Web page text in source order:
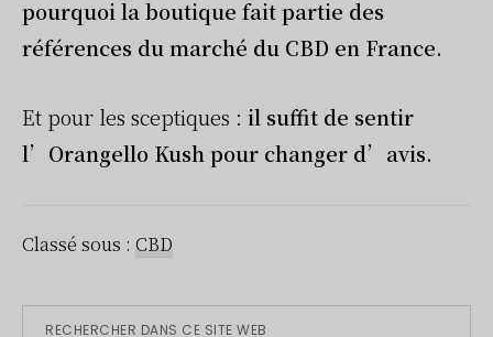
pourquoi la boutique fait partie des
références du marché du CBD en France.
Et pour les sceptiques : il suffit de sentir
l’Orangello Kush pour changer d’avis.
Classé sous : CBD
Rechercher